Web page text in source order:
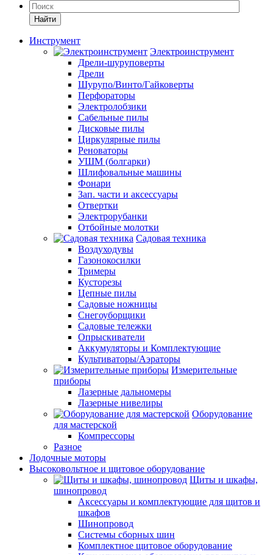
Найти
Инструмент
Электроинструмент
Дрели-шуруповерты
Дрели
Шурупо/Винто/Гайковерты
Перфораторы
Электролобзики
Сабельные пилы
Дисковые пилы
Циркулярные пилы
Реноваторы
УШМ (болгарки)
Шлифовальные машины
Фонари
Зап. части и аксессуары
Отвертки
Электрорубанки
Отбойные молотки
Садовая техника
Воздуходувы
Газонокосилки
Тримеры
Кусторезы
Цепные пилы
Садовые ножницы
Снегоуборщики
Садовые тележки
Опрыскиватели
Аккумуляторы и Комплектующие
Культиваторы/Аэраторы
Измерительные
приборы
Лазерные дальномеры
Лазерные нивелиры
Оборудование
для мастерской
Компрессоры
Разное
Лодочные моторы
Высоковольтное и щитовое оборудование
Щиты и шкафы,
шинопровод
Аксессуары и комплектующие для щитов и
шкафов
Шинопровод
Системы сборных шин
Комплектное щитовое оборудование